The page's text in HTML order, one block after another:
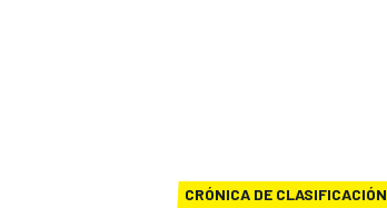
CRÓNICA DE CLASIFICACIÓN